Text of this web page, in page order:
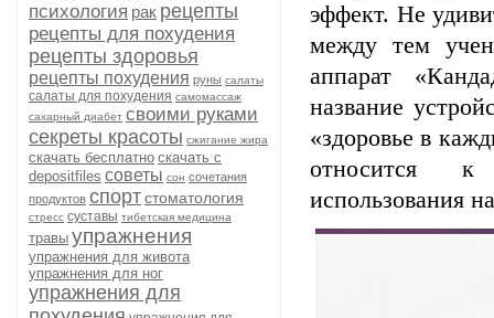
психология рак рецепты
рецепты для похудения
рецепты здоровья
рецепты похудения руны салаты
салаты для похудения самомассаж
сахарный диабет своими руками
секреты красоты сжигание жира
скачать бесплатно скачать с
depositfiles советы сон сочетания
продуктов спортстоматология
стресс суставы тибетская медицина
травы упражнения
упражнения для живота
упражнения для ног
упражнения для
эффект. Не
между тем
аппарат
название
«здоровье в
относится к
использования